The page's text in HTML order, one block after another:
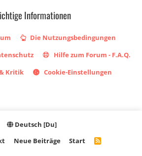
Informationen
Die Nutzungsbedingungen
Hilfe zum Forum - F.A.Q.
Kritik
Cookie-Einstellungen
Deutsch [Du]
Neue Beiträge Start
R